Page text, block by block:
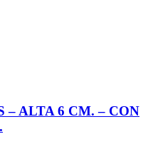
– ALTA 6 CM. – CON